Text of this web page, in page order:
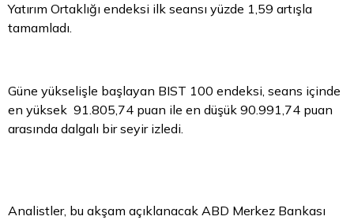
Yatırım Ortaklığı endeksi ilk seansı yüzde 1,59 artışla
tamamladı.
Güne yükselişle başlayan BIST 100 endeksi, seans içinde
en yüksek 91.805,74 puan ile en düşük 90.991,74 puan
arasında dalgalı bir seyir izledi.
Analistler, bu akşam açıklanacak ABD Merkez Bankası